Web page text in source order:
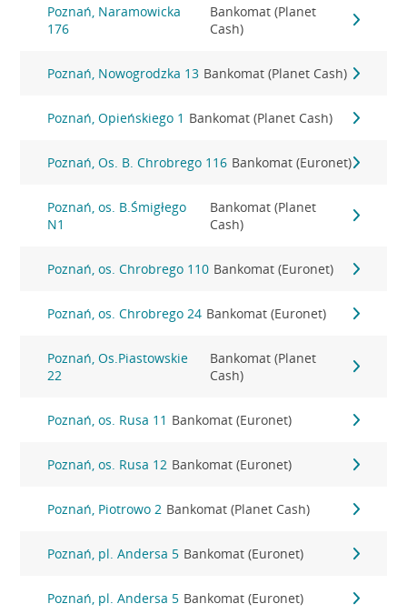
Poznań, Naramowicka
176
Bankomat (Planet
Cash)
Poznań, Nowogrodzka 13 Bankomat (Planet Cash)
Poznań, Opieńskiego 1 Bankomat (Planet Cash)
Poznań, Os. B. Chrobrego 116 Bankomat (Euronet)
Poznań, os. B.Śmigłego
N1
Bankomat (Planet
Cash)
Poznań, os. Chrobrego 110 Bankomat (Euronet)
Poznań, os. Chrobrego 24 Bankomat (Euronet)
Poznań, Os.Piastowskie
22
Bankomat (Planet
Cash)
Poznań, os. Rusa 11 Bankomat (Euronet)
Poznań, os. Rusa 12 Bankomat (Euronet)
Poznań, Piotrowo 2 Bankomat (Planet Cash)
Poznań, pl. Andersa 5 Bankomat (Euronet)
Poznań, pl. Andersa 5 Bankomat (Euronet)